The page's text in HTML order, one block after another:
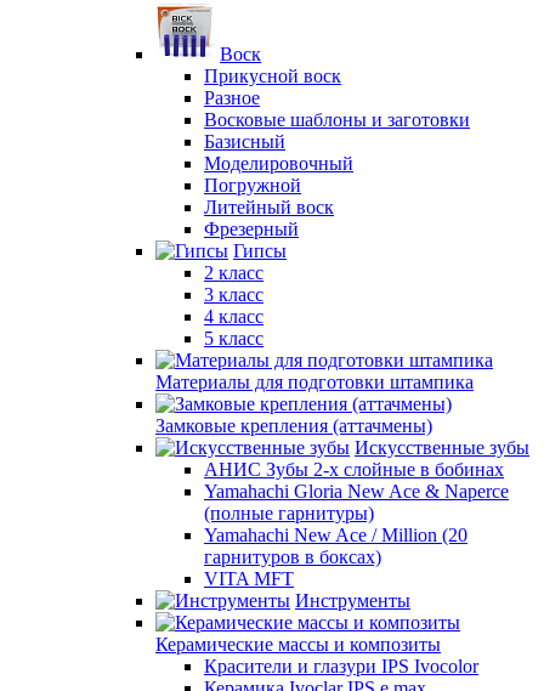
Воск
Прикусной воск
Разное
Восковые шаблоны и заготовки
Базисный
Моделировочный
Погружной
Литейный воск
Фрезерный
Гипсы
2 класс
3 класс
4 класс
5 класс
Материалы для подготовки штампика
Замковые крепления (аттачмены)
Искусственные зубы
АНИС Зубы 2-х слойные в бобинах
Yamahachi Gloria New Ace & Naperce
(полные гарнитуры)
Yamahachi New Ace / Million (20
гарнитуров в боксах)
VITA MFT
Инструменты
Керамические массы и композиты
Красители и глазури IPS Ivocolor